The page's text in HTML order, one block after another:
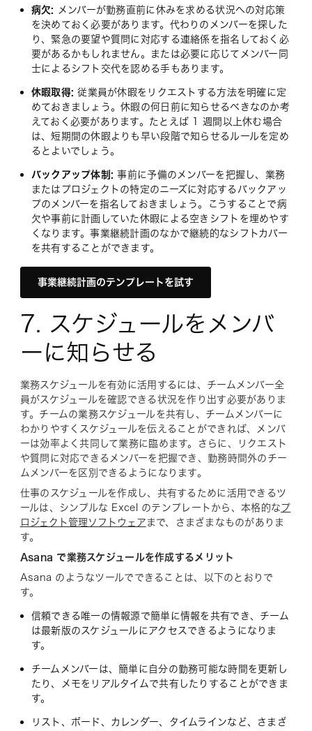
病欠:
メンバーが勤務直前に休みを求める状況への対応策
を決めておく必要があります。代わりのメンバーを探した
り、緊急の要望や質問に対応する連絡係を指名しておく必
要があるかもしれません。または必要に応じてメンバー同
士によるシフト交代を認める手もあります。
休暇取得: 従業員が休暇をリクエストする方法を明確に定
めておきましょう。休暇の何日前に知らせるべきなのか考
えておく必要があります。たとえば 1 週間以上休む場合
は、短期間の休暇よりも早い段階で知らせるルールを定め
るとよいでしょう。
バックアップ体制: 事前に予備のメンバーを把握し、業務
またはプロジェクトの特定のニーズに対応するバックアッ
プのメンバーを指名しておきましょう。こうすることで病
欠や事前に計画していた休暇による空きシフトを埋めやす
くなります。事業継続計画のなかで継続的なシフトカバー
を共有することができます。
事業継続計画のテンプレートを試す
7. スケジュールをメンバ
ーに知らせる
業務スケジュールを有効に活用するには、チームメンバー全
員がスケジュールを確認できる状況を作り出す必要がありま
す。チームの業務スケジュールを共有し、チームメンバーに
わかりやすくスケジュールを伝えることができれば、メンバ
ーは効率よく共同して業務に臨めます。さらに、リクエスト
や質問に対応できるメンバーを把握でき、勤務時間外のチー
ムメンバーを区別できるようになります。
仕事のスケジュールを作成し、共有するために活用できるツ
ールは、シンプルな Excel のテンプレートから、本格的な プ
ロジェクト管理ソフトウェア まで、さまざまなものがありま
す。
Asana で業務スケジュールを作成するメリット
Asana のようなツールでできることは、以下のとおりで
す。
信頼できる唯一の情報源で簡単に情報を共有でき、チーム
は最新版のスケジュールにアクセスできるようになりま
す。
チームメンバーは、簡単に自分の勤務可能な時間を更新し
たり、メモをリアルタイムで共有したりすることができま
す。
リスト、ボード、カレンダー、タイムラインなど、さまざ